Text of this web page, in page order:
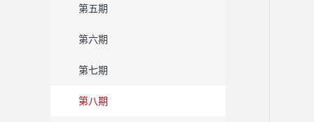
第五期
第六期
第七期
第八期